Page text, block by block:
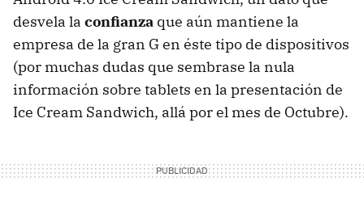
desvela la confianza que aún mantiene la
empresa de la gran G en éste tipo de dispositivos
(por muchas dudas que sembrase la nula
información sobre tablets en la presentación de
Ice Cream Sandwich, allá por el mes de Octubre).